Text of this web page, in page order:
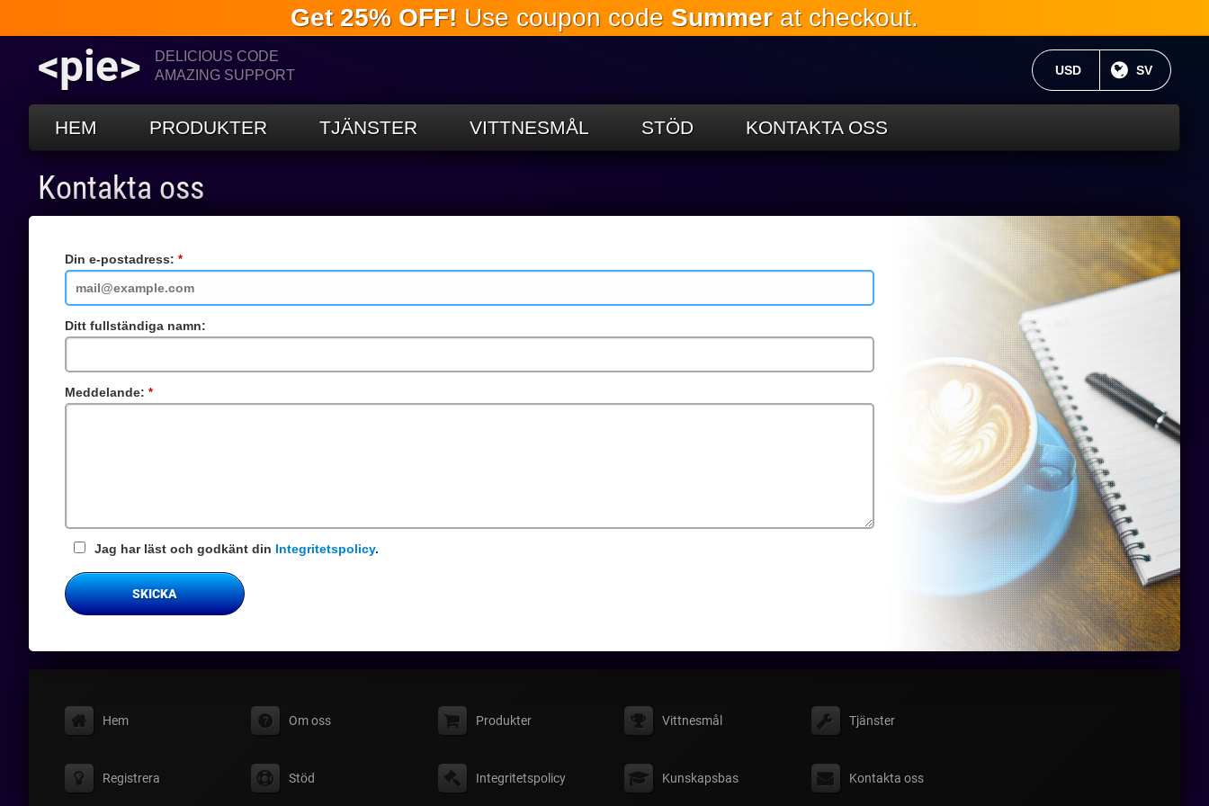
Hoppa till
huvudinnehållet
Get 25% OFF! Use coupon code Summerat checkout.
<pie>
DELICIOUS CODE
AMAZING SUPPORT
SV
AKTUELL VALUTA:
USD
HEM PRODUKTER TJÄNSTER VITTNESMÅL STÖD KONTAKTA OSS
Kontakta oss
Din e-postadress:
fält
Ditt fullständiga namn:
Meddelande:
fält
Jag har läst och godkänt din Integritetspolicy.
SKICKA
Hem Om oss Produkter Vittnesmål Tjänster
Registrera Stöd Integritetspolicy Kunskapsbas Kontakta oss